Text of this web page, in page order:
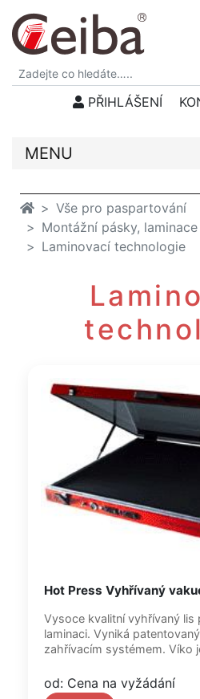
PŘIHLÁŠENÍ
MENU
Vše pro paspartování
Montážní pásky,
Laminovací technologie
Hot Press Vyhřívaný
Vysoce kvalitní vyhřívaný lis
laminaci. Vyniká
zahřívacím systémem. Víko
od: Cena na vyžádání